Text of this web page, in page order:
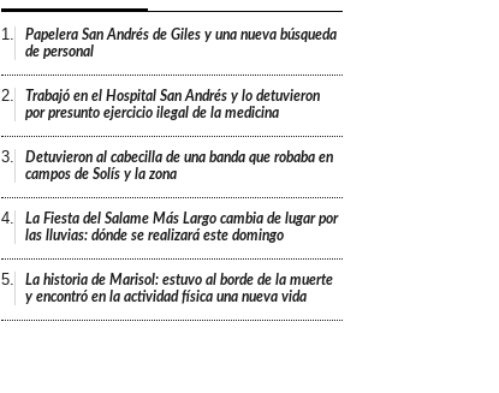
1.
Papelera San Andrés de Giles y una nueva búsqueda
de personal
2.
Trabajó en el Hospital San Andrés y lo detuvieron
por presunto ejercicio ilegal de la medicina
3.
Detuvieron al cabecilla de una banda que robaba en
campos de Solís y la zona
4.
La Fiesta del Salame Más Largo cambia de lugar por
las lluvias: dónde se realizará este domingo
5.
La historia de Marisol: estuvo al borde de la muerte
y encontró en la actividad física una nueva vida